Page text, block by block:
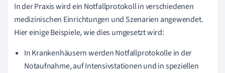
In der Praxis wird ein Notfallprotokoll in verschiedenen
medizinischen Einrichtungen und Szenarien angewendet.
Hier einige Beispiele, wie dies umgesetzt wird:
In Krankenhäusern werden Notfallprotokolle in der
Notaufnahme, auf Intensivstationen und in speziellen